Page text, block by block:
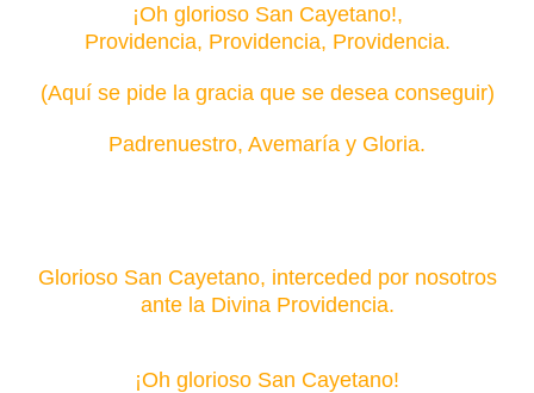
¡Oh glorioso San Cayetano!,
Providencia, Providencia, Providencia.
(Aquí se pide la gracia que se desea conseguir)
Padrenuestro, Avemaría y Gloria.
Glorioso San Cayetano, interceded por nosotros
ante la Divina Providencia.
¡Oh glorioso San Cayetano!